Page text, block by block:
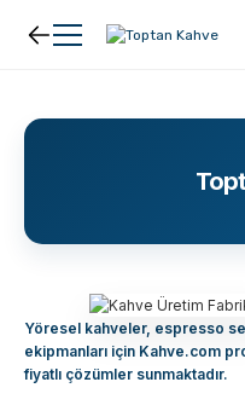
Kahve
Organik Kahve
Ekipman
Pour Over
Yöresel kahveler, espresso
ekipmanları için Kahve.com
fiyatlı çözümler sunmaktadır.